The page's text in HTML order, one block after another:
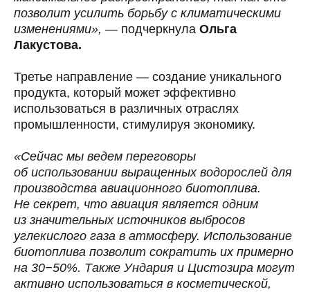
позволит усилить борьбу с климатическими
изменениями», — подчеркнула Ольга
Лакустова.
Третье направление — создание уникального
продукта, который может эффективно
использоваться в различных отраслях
промышленности, стимулируя экономику.
«Сейчас мы ведем переговоры
об использовании выращенных водорослей для
производства авиационного биотоплива.
Не секрет, что авиация является одним
из значительных источников выбросов
углекислого газа в атмосферу. Использование
биотоплива позволит сократить их примерно
на 30−50%. Также Ундария и Цистозира могут
активно использоваться в косметической,
Директор, член Общественного совета
при Росгидромете
ИНН 9731007865, ОГРН 1187700013192
ул. Яблочкова, д. 21, к. 3, помещ. 1Г/6
ОЛЬГА ЛАКУСТОВА
конфиденциальности
соглашение
соглашение с обработкой персональных данных
отправить
+7 (916) 440-08-18